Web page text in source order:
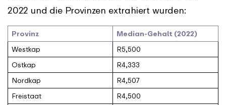
2022 und die Provinzen extrahiert wurden:
Provinz
Median-Gehalt (2022)
Westkap
R5,500
Ostkap
R4,333
Nordkap
R4,507
Freistaat
R4,500